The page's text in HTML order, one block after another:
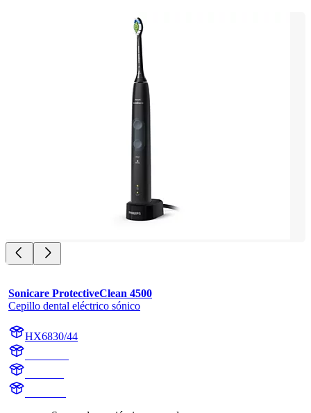
Sonicare ProtectiveClean 4500
Cepillo dental eléctrico sónico
HX6830/44